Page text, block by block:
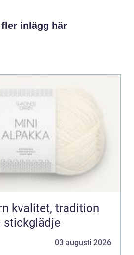
fler inlägg här
stickglädje
03 augusti 2026